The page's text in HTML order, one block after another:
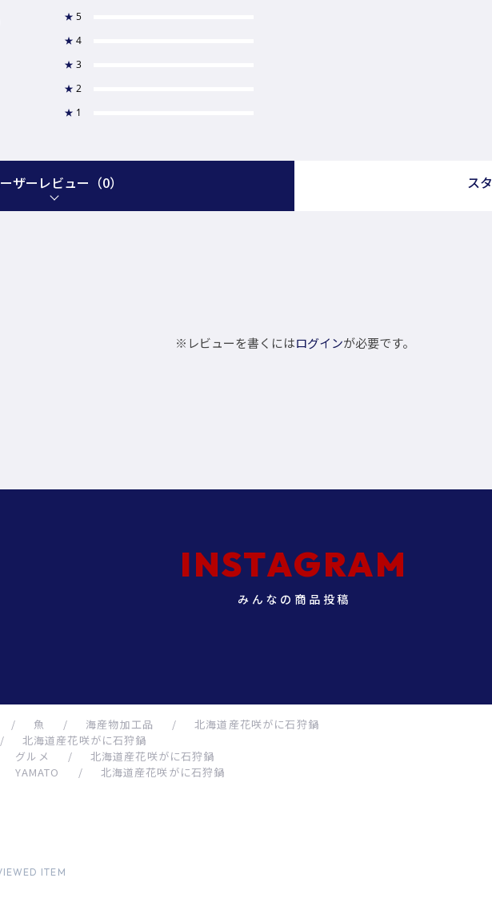
/ 魚 / 海産物加工品 /
北海道産花咲がに石狩鍋
/
北海道産花咲がに石狩鍋
グルメ /
北海道産花咲がに石狩鍋
YAMATO / 北海道産花咲がに石狩鍋
★ 5
★ 4
★ 3
★ 2
★ 1
ザーレビュー （0） ス
※レビューを書くにはログインが必要です。
INSTAGRAM
みんなの商品投稿
ITEM